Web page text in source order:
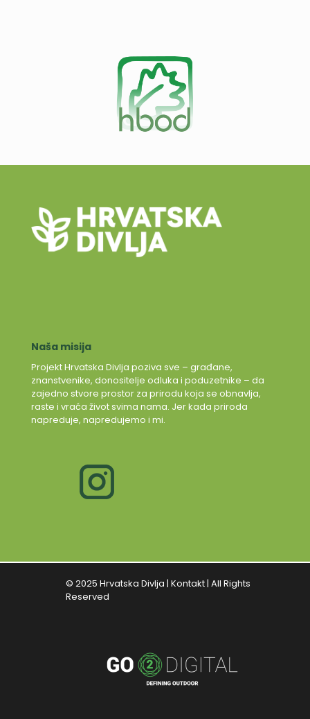
Naša misija
Projekt Hrvatska Divlja poziva sve – građane,
znanstvenike, donositelje odluka i poduzetnike – da
zajedno stvore prostor za prirodu koja se obnavlja,
raste i vraća život svima nama. Jer kada priroda
napreduje, napredujemo i mi.
© 2025 Hrvatska Divlja | Kontakt| All Rights
Reserved